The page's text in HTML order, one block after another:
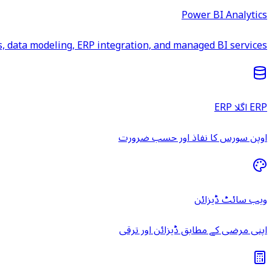
Power BI Analytics
data modeling, ERP integration, and managed BI services.
ERP اگلا ERP
اوپن سورس کا نفاذ اور حسب ضرورت
ویب سائٹ ڈیزائن
اپنی مرضی کے مطابق ڈیزائن اور ترقی